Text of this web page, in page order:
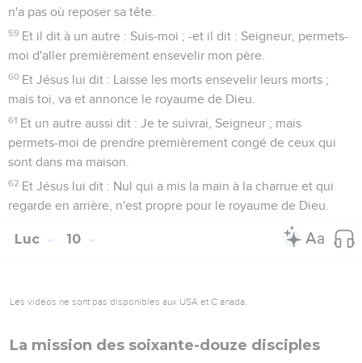
n'a pas où reposer sa tête.
59 Et il dit à un autre : Suis-moi ; -et il dit : Seigneur, permets-
moi d'aller premièrement ensevelir mon père.
60 Et Jésus lui dit : Laisse les morts ensevelir leurs morts ;
mais toi, va et annonce le royaume de Dieu.
61 Et un autre aussi dit : Je te suivrai, Seigneur ; mais
permets-moi de prendre premièrement congé de ceux qui
sont dans ma maison.
62 Et Jésus lui dit : Nul qui a mis la main à la charrue et qui
regarde en arrière, n'est propre pour le royaume de Dieu.
Luc 10
Les vidéos ne sont pas disponibles aux USA et C anada.
La mission des soixante-douze disciples